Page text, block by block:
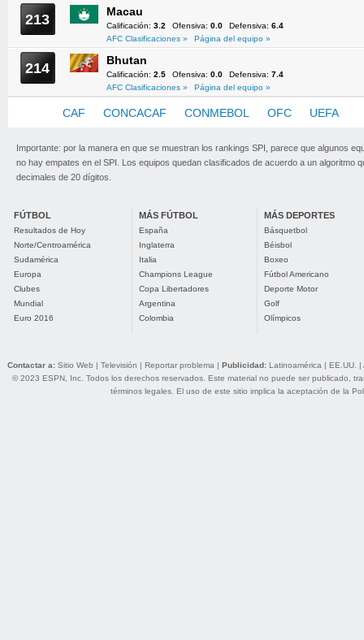
213 Macau
Calificación: 3.2 Ofensiva: 0.0 Defensiva: 6.4
AFC Clasificaciones »
Página del equipo »
214 Bhutan
Calificación: 2.5 Ofensiva: 0.0 Defensiva: 7.4
AFC Clasificaciones »
Página del equipo »
CAF CONCACAF CONMEBOL OFC UEFA
Importante: por la manera en que se muestran los rankings SPI, parece que algunos
no hay empates en el SPI. Los equipos quedan clasificados de acuerdo a un algoritmo
decimales de 20 dígitos.
FÚTBOL
Resultados de Hoy
Norte/Centroamérica
Sudamérica
Europa
Clubes
Mundial
Euro 2016
MÁS FÚTBOL
España
Inglaterra
Italia
Champions League
Copa Libertadores
Argentina
Colombia
MÁS DEPORTES
Básquetbol
Béisbol
Boxeo
Fútbol Americano
Deporte Motor
Golf
Olímpicos
Contactar a: Sitio Web | Televisión | Reportar problema | Publicidad: Latinoamérica | EE.UU. |
© 2023 ESPN, Inc. Todos los derechos reservados. Este material no puede ser publicado,
términos legales. El uso de este sitio implica la aceptación de la